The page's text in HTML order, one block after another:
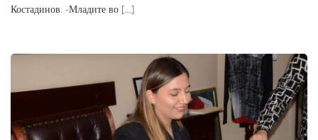
Костадинов. -Младите во […]